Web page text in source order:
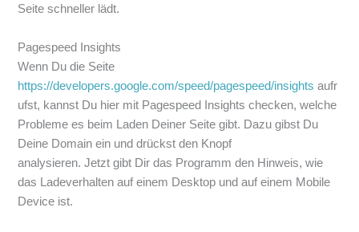
Seite schneller lädt.
Pagespeed Insights
Wenn Du die Seite
https://developers.google.com/speed/pagespeed/insights aufr
ufst, kannst Du hier mit Pagespeed Insights checken, welche
Probleme es beim Laden Deiner Seite gibt. Dazu gibst Du
Deine Domain ein und drückst den Knopf
analysieren. Jetzt gibt Dir das Programm den Hinweis, wie
das Ladeverhalten auf einem Desktop und auf einem Mobile
Device ist.